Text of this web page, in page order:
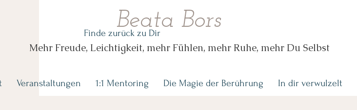
Finde zurück zu Dir
Beata Bors
Mehr Freude, Leichtigkeit, mehr Fühlen, mehr Ruhe, mehr Du Selbst
Veranstaltungen 1:1 Mentoring Die Magie der Berührung In dir verwulzelt